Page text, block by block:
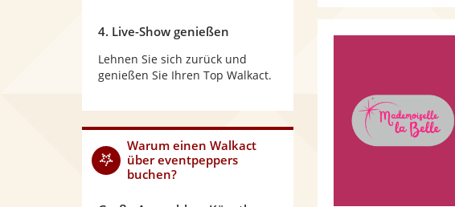
4. Live-Show genießen
Lehnen Sie sich zurück und
genießen Sie Ihren Top Walkact.
Warum einen Walkact
über eventpeppers
buchen?